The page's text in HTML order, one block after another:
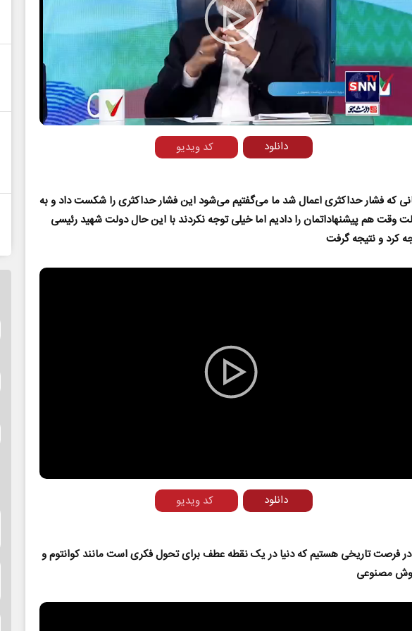
Play
Video
کد ویدیو دانلود
که فشار حداکثری اعمال شد ما می‌گفتیم می‌شود این فشار حداکثری را شکست داد و به
وقت هم پیشنهاداتمان را دادیم اما خیلی توجه نکردند با این حال دولت شهید رئیسی
کرد و نتیجه گرفت
کد ویدیو دانلود
فرصت تاریخی هستیم که دنیا در یک نقطه عطف برای تحول فکری است مانند کوانتوم و